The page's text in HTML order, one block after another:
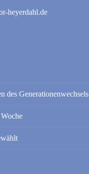
heyerdahl.de
des Generationenwechsels